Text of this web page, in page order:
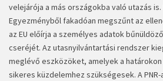
velejárója a más országokba való utazás is.
Egyezményből fakadóan megszűnt az
az EU előírja a személyes adatok
cseréjét. Az utasnyilvántartási rendszer
meglévő eszközöket, amelyek a
sikeres küzdelemhez szükségesek. A